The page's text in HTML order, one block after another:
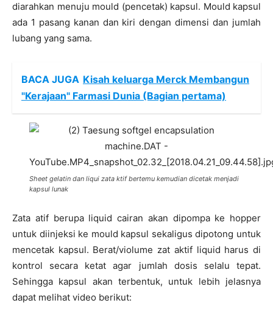
diarahkan menuju mould (pencetak) kapsul. Mould kapsul
ada 1 pasang kanan dan kiri dengan dimensi dan jumlah
lubang yang sama.
BACA JUGA Kisah keluarga Merck Membangun
"Kerajaan" Farmasi Dunia (Bagian pertama)
Sheet gelatin dan liqui zata ktif bertemu kemudian dicetak menjadi
kapsul lunak
Zata atif berupa liquid cairan akan dipompa ke hopper
untuk diinjeksi ke mould kapsul sekaligus dipotong untuk
mencetak kapsul. Berat/violume zat aktif liquid harus di
kontrol secara ketat agar jumlah dosis selalu tepat.
Sehingga kapsul akan terbentuk, untuk lebih jelasnya
dapat melihat video berikut: